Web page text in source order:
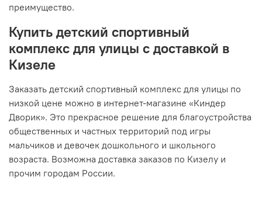
преимущество.
Купить детский спортивный
комплекс для улицы с доставкой в
Кизеле
Заказать детский спортивный комплекс для улицы по
низкой цене можно в интернет-магазине «Киндер
Дворик». Это прекрасное решение для благоустройства
общественных и частных территорий под игры
мальчиков и девочек дошкольного и школьного
возраста. Возможна доставка заказов по Кизелу и
прочим городам России.